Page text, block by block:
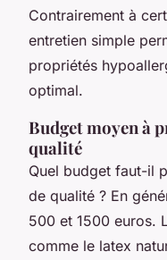
Contrairement à
entretien simple
propriétés
optimal.
Budget moyen à
qualité
Quel budget faut-il
de qualité ? En
500 et 1500 euros.
comme le latex